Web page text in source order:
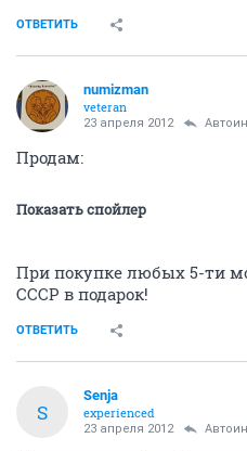
ОТВЕТИТЬ
numizman
veteran
23 апреля 2012
Продам:
Показать спойлер
При покупке любых 5-ти
СССР в подарок!
ОТВЕТИТЬ
S
Senja
experienced
23 апреля 2012